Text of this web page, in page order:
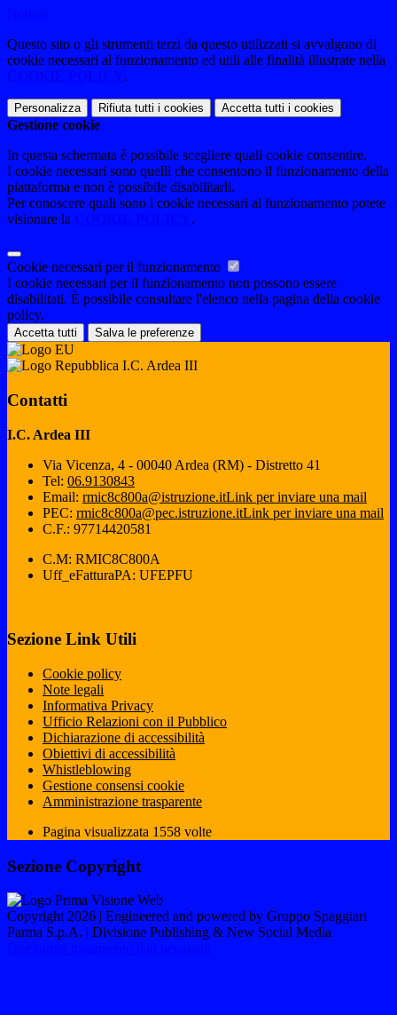
Questo sito o gli strumenti terzi da questo utilizzati si avvalgono di
cookie necessari al funzionamento ed utili alle finalità illustrate nella
.
Personalizza Rifiuta tutti i cookies Accetta tutti i cookies
Gestione cookie
In questa schermata è possibile scegliere quali cookie consentire.
I cookie necessari sono quelli che consentono il funzionamento della
piattaforma e non è possibile disabilitarli.
Per conoscere quali sono i cookie necessari al funzionamento potete
visionare la
.
Cookie necessari per il funzionamento
I cookie necessari per il funzionamento non possono essere
disabilitati. È possibile consultare l'elenco nella pagina della cookie
policy.
Accetta tutti Salva le preferenze
I.C. Ardea III
Contatti
I.C. Ardea III
Via Vicenza, 4 - 00040 Ardea (RM) - Distretto 41
Tel: 06.9130843
Email: rmic8c800a@istruzione.itLink per inviare una mail
PEC: rmic8c800a@pec.istruzione.itLink per inviare una mail
C.F.: 97714420581
C.M: RMIC8C800A
Uff_eFatturaPA: UFEPFU
Sezione Link Utili
Cookie policy
Note legali
Informativa Privacy
Ufficio Relazioni con il Pubblico
Dichiarazione di accessibilità
Obiettivi di accessibilità
Whistleblowing
Gestione consensi cookie
Amministrazione trasparente
Pagina visualizzata 1558 volte
Sezione Copyright
Copyright 2026 | Engineered and powered by Gruppo Spaggiari
Parma S.p.A. | Divisione Publishing & New Social Media